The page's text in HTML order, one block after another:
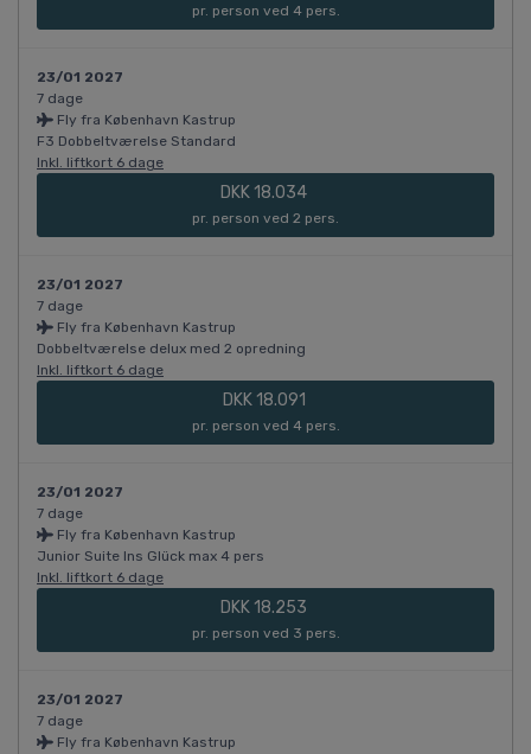
pr. person ved 4 pers.
23/01 2027
7 dage
Fly fra København Kastrup
F3 Dobbeltværelse Standard
Inkl. liftkort 6 dage
DKK 18.034
pr. person ved 2 pers.
23/01 2027
7 dage
Fly fra København Kastrup
Dobbeltværelse delux med 2 opredning
Inkl. liftkort 6 dage
DKK 18.091
pr. person ved 4 pers.
23/01 2027
7 dage
Fly fra København Kastrup
Junior Suite Ins Glück max 4 pers
Inkl. liftkort 6 dage
DKK 18.253
pr. person ved 3 pers.
23/01 2027
7 dage
Fly fra København Kastrup